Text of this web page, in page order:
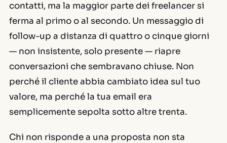
contatti, ma la maggior parte dei freelancer si
ferma al primo o al secondo. Un messaggio di
follow-up a distanza di quattro o cinque giorni
— non insistente, solo presente — riapre
conversazioni che sembravano chiuse. Non
perché il cliente abbia cambiato idea sul tuo
valore, ma perché la tua email era
semplicemente sepolta sotto altre trenta.
Chi non risponde a una proposta non sta